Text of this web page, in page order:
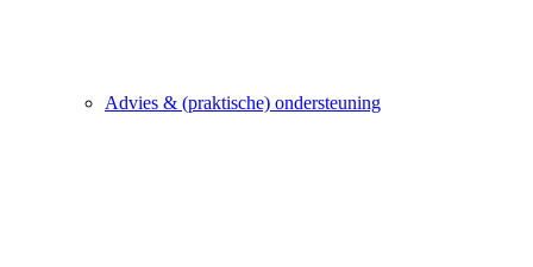
Advies & (praktische) ondersteuning